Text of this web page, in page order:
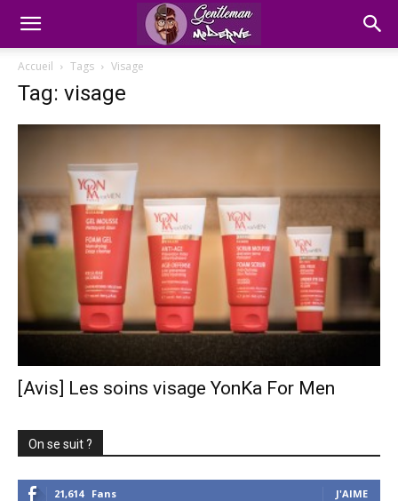
Accueil Tags Visage
Tag: visage
[Avis] Les soins visage YonKa For Men
On se suit ?
21,614 Fans J'AIME